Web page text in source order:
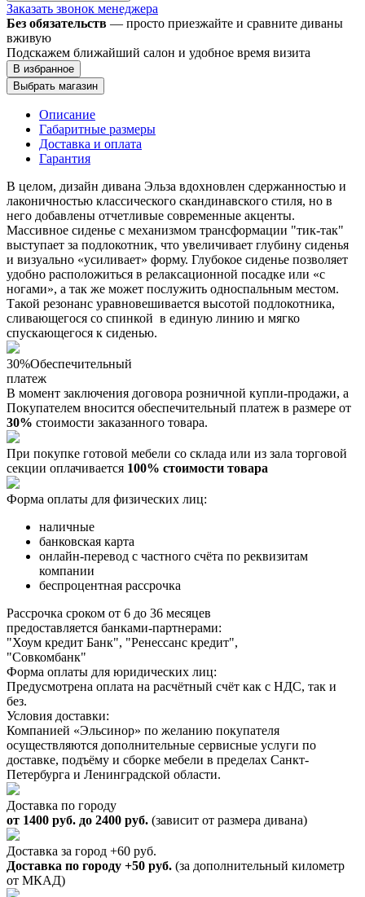
Заказать звонок менеджера
Без обязательств — просто приезжайте и сравните диваны
вживую
Подскажем ближайший салон и удобное время визита
В избранное
Выбрать магазин
Описание
Габаритные размеры
Доставка и оплата
Гарантия
В целом, дизайн дивана Эльза вдохновлен сдержанностью и
лаконичностью классического скандинавского стиля, но в
него добавлены отчетливые современные акценты.
Массивное сиденье с механизмом трансформации "тик-так"
выступает за подлокотник, что увеличивает глубину сиденья
и визуально «усиливает» форму. Глубокое сиденье позволяет
удобно расположиться в релаксационной посадке или «с
ногами», а так же может послужить односпальным местом.
Такой резонанс уравновешивается высотой подлокотника,
сливающегося со спинкой в единую линию и мягко
спускающегося к сиденью.
30%Обеспечительный
платеж
В момент заключения договора розничной купли-продажи, a
Покупателем вносится обеспечительный платеж в размере от
30% стоимости заказанного товара.
При покупке готовой мебели со склада или из зала торговой
секции оплачивается 100% стоимости товара
Форма оплаты для физических лиц:
наличные
банковская карта
онлайн-перевод с частного счёта по реквизитам
компании
беспроцентная рассрочка
Рассрочка сроком от 6 до 36 месяцев
предоставляется банками-партнерами:
"Хоум кредит Банк", "Ренессанс кредит",
"Совкомбанк"
Форма оплаты для юридических лиц:
Предусмотрена оплата на расчётный счёт как с НДС, так и
без.
Условия доставки:
Компанией «Эльсинор» по желанию покупателя
осуществляются дополнительные сервисные услуги по
доставке, подъёму и сборке мебели в пределах Санкт-
Петербурга и Ленинградской области.
Доставка по городу
от 1400 руб. до 2400 руб. (зависит от размера дивана)
Доставка за город +60 руб.
Доставка по городу +50 руб. (за дополнительный километр
от МКАД)